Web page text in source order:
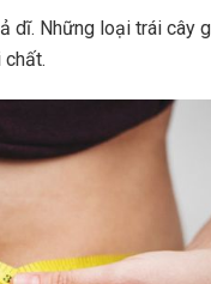
dĩ. Những loại trái cây
chất.